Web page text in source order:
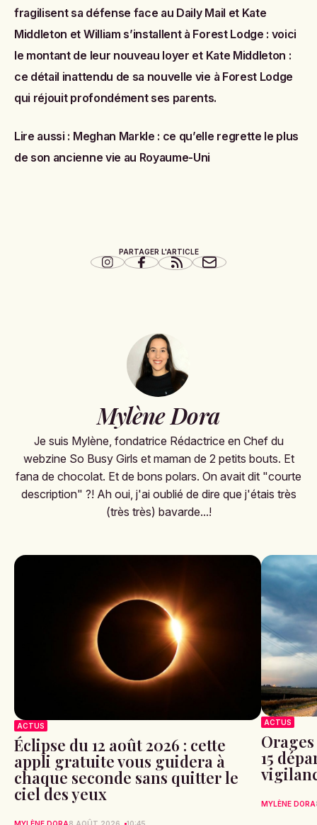
fragilisent sa défense face au Daily Mail et Kate
Middleton et William s’installent à Forest Lodge : voici
le montant de leur nouveau loyer et Kate Middleton :
ce détail inattendu de sa nouvelle vie à Forest Lodge
qui réjouit profondément ses parents.
Lire aussi : Meghan Markle : ce qu’elle regrette le plus
de son ancienne vie au Royaume-Uni
PARTAGER L'ARTICLE
Mylène Dora
Je suis Mylène, fondatrice Rédactrice en Chef du
webzine So Busy Girls et maman de 2 petits bouts. Et
fana de chocolat. Et de bons polars. On avait dit "courte
description" ?! Ah oui, j'ai oublié de dire que j'étais très
(très très) bavarde...!
ACTUS
Éclipse du 12 août 2026 : cette
appli gratuite vous guidera à
chaque seconde sans quitter le
ciel des yeux
ACTUS
15
MYLÈNE DORA